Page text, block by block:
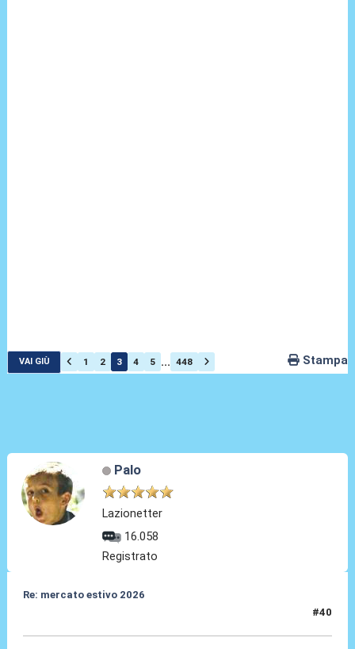
VAI GIÙ 1 2 3 4 5 ... 448 Stampa
Palo
Lazionetter
16.058
Registrato
Re: mercato estivo 2026
#40